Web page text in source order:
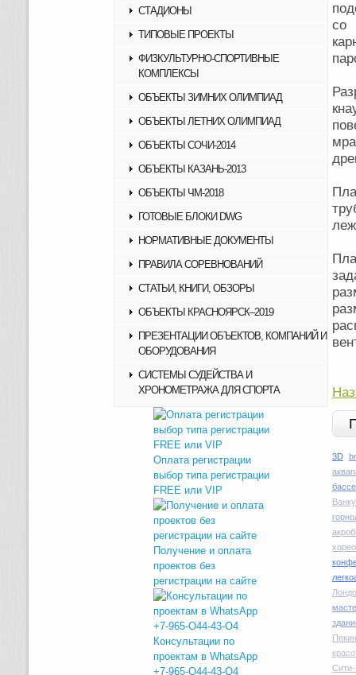
СТАДИОНЫ
ТИПОВЫЕ ПРОЕКТЫ
ФИЗКУЛЬТУРНО-СПОРТИВНЫЕ
КОМПЛЕКСЫ
ОБЪЕКТЫ ЗИМНИХ ОЛИМПИАД
ОБЪЕКТЫ ЛЕТНИХ ОЛИМПИАД
ОБЪЕКТЫ СОЧИ-2014
ОБЪЕКТЫ КАЗАНЬ-2013
ОБЪЕКТЫ ЧМ-2018
ГОТОВЫЕ БЛОКИ DWG
НОРМАТИВНЫЕ ДОКУМЕНТЫ
ПРАВИЛА СОРЕВНОВАНИЙ
СТАТЬИ, КНИГИ, ОБЗОРЫ
ОБЪЕКТЫ КРАСНОЯРСК–2019
ПРЕЗЕНТАЦИИ ОБЪЕКТОВ, КОМПАНИЙ И
ОБОРУДОВАНИЯ
СИСТЕМЫ СУДЕЙСТВА И
ХРОНОМЕТРАЖА ДЛЯ СПОРТА
Оплата регистрации
выбор типа регистрации
FREE или VIP
Получение и оплата
проектов без
регистрации на сайте
Консультации по
проектам в WhatsApp
+7-965-O44-43-O4
со
3D